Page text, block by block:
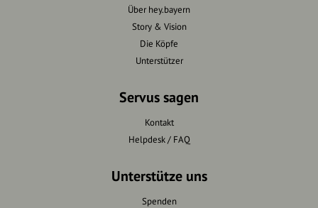
Über hey.bayern
Story & Vision
Die Köpfe
Unterstützer
Servus sagen
Kontakt
Helpdesk / FAQ
Unterstütze uns
Spenden